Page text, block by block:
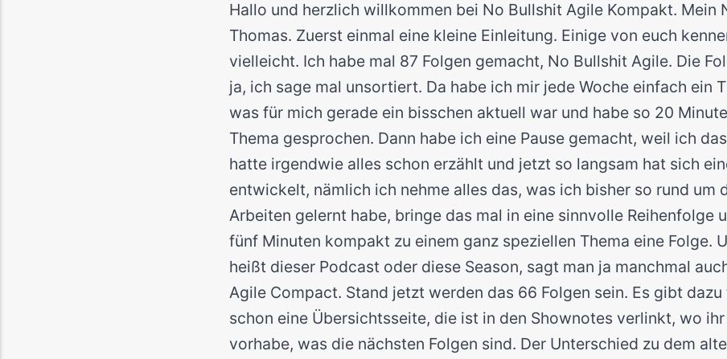
Hallo und herzlich willkommen bei No Bullshit Agile Kompakt. Mein
Thomas. Zuerst einmal eine kleine Einleitung. Einige von euch
vielleicht. Ich habe mal 87 Folgen gemacht, No Bullshit Agile. Die
ja, ich sage mal unsortiert. Da habe ich mir jede Woche einfach ein
was für mich gerade ein bisschen aktuell war und habe so 20
Thema gesprochen. Dann habe ich eine Pause gemacht, weil ich
hatte irgendwie alles schon erzählt und jetzt so langsam hat sich
entwickelt, nämlich ich nehme alles das, was ich bisher so rund um
Arbeiten gelernt habe, bringe das mal in eine sinnvolle Reihenfolge
fünf Minuten kompakt zu einem ganz speziellen Thema eine Folge.
heißt dieser Podcast oder diese Season, sagt man ja manchmal
Agile Compact. Stand jetzt werden das 66 Folgen sein. Es gibt
schon eine Übersichtsseite, die ist in den Shownotes verlinkt, wo
vorhabe, was die nächsten Folgen sind. Der Unterschied zu dem